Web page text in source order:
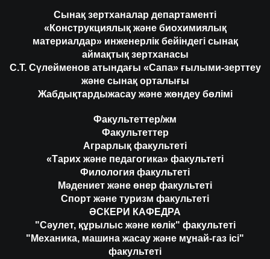
Сынақ зертханалар департаменті
«Конструкциялық және биохимиялық
материалдар» инженерлік бейіндегі сынақ
аймақтық зертханасы
С.Т. Сүлейменов атындағы «Сапа» ғылыми-зерттеу
және сынақ орталығы
Жабдықтардыжасау және жөндеу бөлімі
Факультеттер/жм
Факультеттер
Аграрлық факультеті
«Тарих және педагогика» факультеті
Филология факультеті
Мәдениет және өнер факультеті
Спорт және туризм факультеті
ӘСКЕРИ КАФЕДРА
"Сәулет, құрылыс және көлік" факультеті
"Механика, машина жасау және мұнай-газ ісі"
факультеті